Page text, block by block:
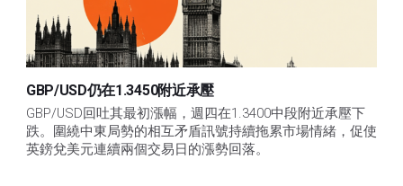
GBP/USD仍在1.3450附近承壓
GBP/USD回吐其最初漲幅，週四在1.3400中段附近承壓下
跌。圍繞中東局勢的相互矛盾訊號持續拖累市場情緒，促使
英鎊兌美元連續兩個交易日的漲勢回落。